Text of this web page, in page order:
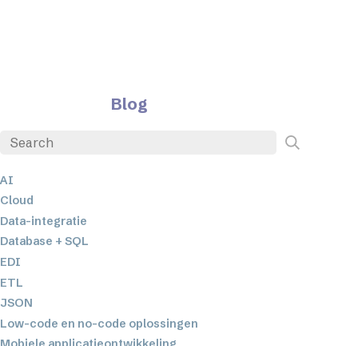
Blog
AI
Cloud
Data-integratie
Database + SQL
EDI
ETL
JSON
Low-code en no-code oplossingen